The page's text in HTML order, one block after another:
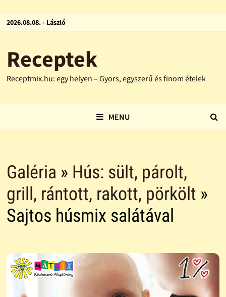
2026.08.08. - László
Receptek
Receptmix.hu: egy helyen – Gyors, egyszerű és finom ételek
MENU
Galéria » Hús: sült, párolt,
grill, rántott, rakott, pörkölt »
Sajtos húsmix salátával